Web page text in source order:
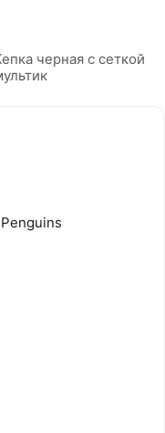
черная с сеткой